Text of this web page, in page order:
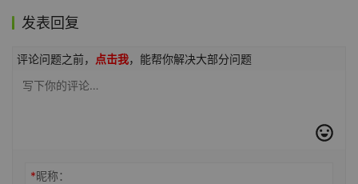
发表回复
评论问题之前， 点击我，能帮你解决大部分问题
*昵称：